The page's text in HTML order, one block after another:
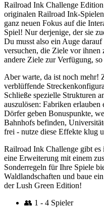
Railroad Ink Challenge
originalen Railroad Ink-
ganz neuen Fokus auf die
Spiel! Nur derjenige, der sie
Du musst also ein Auge
versuchen, die Ziele vor ihnen
andere Ziele zur Verfügung,
Aber warte, da ist noch mehr!
verblüffende
Schließe spezielle Strukturen
auszulösen: Fabriken
Dörfer geben Bonuspunkte,
Bahnhofs befinden,
frei - nutze diese Effekte klug
Railroad Ink Challenge gibt es
eine Erweiterung mit einem
Sonderregeln für Ihre Spiele
Waldlandschaften und baue
der Lush Green Edition!
👥 1 - 4 Spieler